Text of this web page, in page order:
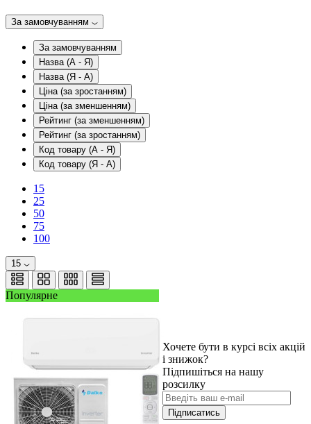
За замовчуванням
За замовчуванням
Назва (А - Я)
Назва (Я - А)
Ціна (за зростанням)
Ціна (за зменшенням)
Рейтинг (за зменшенням)
Рейтинг (за зростанням)
Код товару (А - Я)
Код товару (Я - А)
15
25
50
75
100
15
Популярне
Хочете бути в курсі всіх акцій
і знижок?
Підпишіться на нашу
розсилку
Підписатись